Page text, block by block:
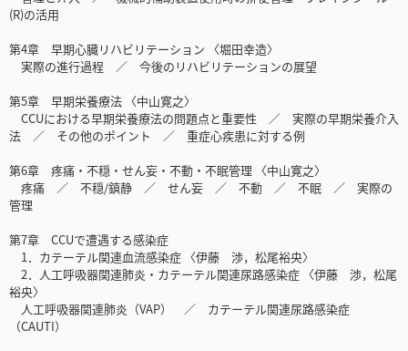
(R)の活用
第4章 早期心臓リハビリテーション 〈堀田幸造〉
実際の進行過程 ／ 今後のリハビリテーションの展望
第5章 早期栄養療法 〈中山寛之〉
CCUにおける早期栄養療法の問題点と重要性 ／ 実際の早期栄養介入
法 ／ その他のポイント ／ 重症心疾患に対する例
第6章 疼痛・不穏・せん妄・不動・不眠管理 〈中山寛之〉
疼痛 ／ 不穏/鎮静 ／ せん妄 ／ 不動 ／ 不眠 ／ 実際の
管理
第7章 CCUで遭遇する感染症
1．カテーテル関連血流感染症 〈伊藤 渉，松尾裕央〉
2．人工呼吸器関連肺炎・カテーテル関連尿路感染症 〈伊藤 渉，松尾
裕央〉
人工呼吸器関連肺炎（VAP） ／ カテーテル関連尿路感染症
（CAUTI）